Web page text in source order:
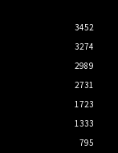
3452
3274
2989
2731
1723
1333
795